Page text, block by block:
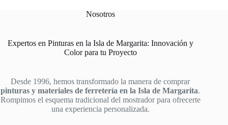
Nosotros
Expertos en Pinturas en la Isla de Margarita: Innovación y
Color para tu Proyecto
Desde 1996, hemos transformado la manera de comprar
pinturas y materiales de ferretería en la Isla de Margarita.
Rompimos el esquema tradicional del mostrador para ofrecerte
una experiencia personalizada.